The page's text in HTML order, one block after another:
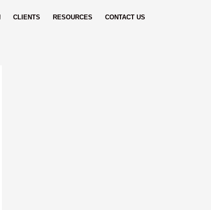
CLIENTS RESOURCES CONTACT US